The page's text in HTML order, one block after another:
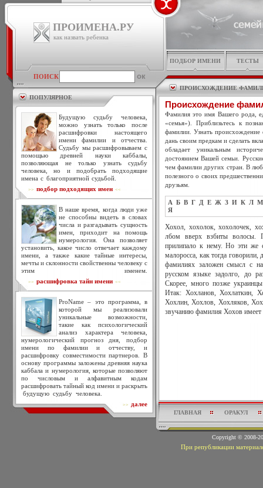
ПРОИМЕНА.РУ
как назвать ребенка
ПОИСК
ПОПУЛЯРНОЕ
Будущую судьбу человека,
можно узнать только после
расшифровки настоящего
имени фамилии и отчества.
Судьбу мы расшифровываем с
помощью древней науки каббалы,
позволяющая не только узнать судьбу
человека, но и подобрать подходящие
имена с благоприятной судьбой.
>> подбор подходящих имен <<
В наше время, когда люди уже
не способны видеть в словах
числа и разгадывать сущность
имен, приходит на помощь
нумерология. Она позволяет
установить, какое число отвечает каждому
имени, а также какие тайные интересы,
мечты и склонности свойственны человеку с
этим именем.
>> расшифровка тайн имени <<
ProName – это программа, в
которой мы реализовали
уникальные возможности,
такие как психологический
анализ характера человека,
нумерологический прогноз дня, подбор
имени по фамилии и отчеству, и
расшифровку совместимости партнеров. В
основу программы заложены древняя наука
каббала и нумерология, которые позволяют
по числовым и алфавитным кодам
расшифровать тайный код имени и раскрыть
будущую судьбу человека.
>> далее
ПОДБОР ИМЕНИ ТЕСТЫ
ПРОИСХОЖДЕНИЕ
Происхождение
Фамилия это имя Вашего рода,
«семья»). Приблизьтесь к
фамилии. Узнать
дань своим предкам и сделать
обладает уникальным
достоянием Вашей семьи.
чем фамилии других стран. В
полезного о своих
друзьям.
А Б В Г Д Е Ж З И К Л М
Я
Хохол, хохолок, хохолочек,
лбом вверх взбиты
прилипало к нему. Но эти же
малоросса, как тогда
фамилиях заложен смысл с
русском языке задолго, до
Скорее, много позже
Итак: Хохланов, Хохлаткин,
Хохлин, Хохлов, Хохляков,
звучанию фамилия Хохов имеет
ГЛАВНАЯ ОРАКУЛ
Copyright © 2008-
При републикации